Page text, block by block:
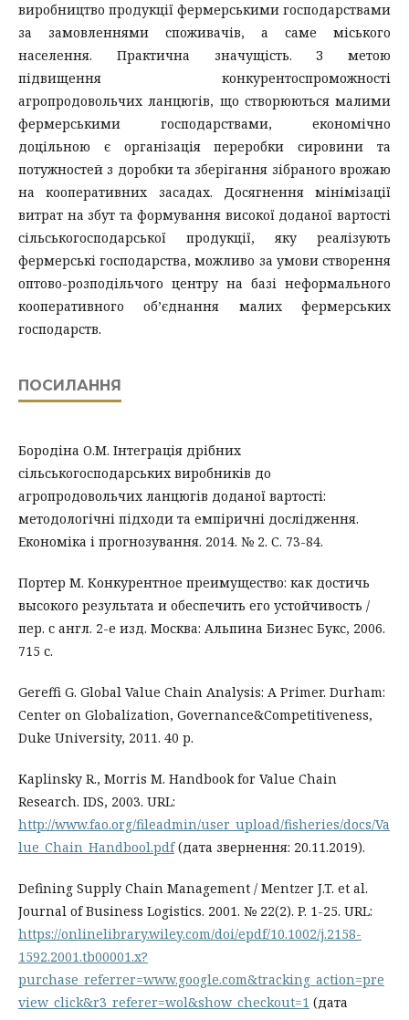
виробництво продукції фермерськими господарствами
за замовленнями споживачів, а саме міського
населення. Практична значущість. З метою
підвищення конкурентоспроможності
агропродовольчих ланцюгів, що створюються малими
фермерськими господарствами, економічно
доцільною є організація переробки сировини та
потужностей з доробки та зберігання зібраного врожаю
на кооперативних засадах. Досягнення мінімізації
витрат на збут та формування високої доданої вартості
сільськогосподарської продукції, яку реалізують
фермерські господарства, можливо за умови створення
оптово-розподільчого центру на базі неформального
кооперативного об’єднання малих фермерських
господарств.
ПОСИЛАННЯ
Бородіна О.М. Інтеграція дрібних
сільськогосподарських виробників до
агропродовольчих ланцюгів доданої вартості:
методологічні підходи та емпіричні дослідження.
Економіка і прогнозування. 2014. № 2. С. 73-84.
Портер М. Конкурентное преимущество: как достичь
высокого результата и обеспечить его устойчивость /
пер. с англ. 2-е изд. Москва: Альпина Бизнес Букс, 2006.
715 с.
Gereffi G. Global Value Chain Analysis: A Primer. Durham:
Center on Globalization, Governance&Competitiveness,
Duke University, 2011. 40 p.
Kaplinsky R., Morris M. Handbook for Value Chain
Research. IDS, 2003. URL:
http://www.fao.org/fileadmin/user_upload/fisheries/docs/Va
lue_Chain_Handbool.pdf(дата звернення: 20.11.2019).
Defining Supply Chain Management / Mentzer J.T. et al.
Journal of Business Logistics. 2001. № 22(2). P. 1-25. URL:
https://onlinelibrary.wiley.com/doi/epdf/10.1002/j.2158-
1592.2001.tb00001.x?
purchase_referrer=www.google.com&tracking_action=pre
view_click&r3_referer=wol&show_checkout=1 (дата